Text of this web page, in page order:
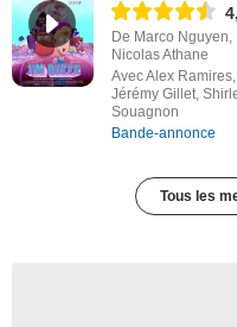
De Marco Nguyen,
Nicolas Athane
Avec Alex Ramires,
Jérémy Gillet,
Souagnon
Bande-annonce
Tous les